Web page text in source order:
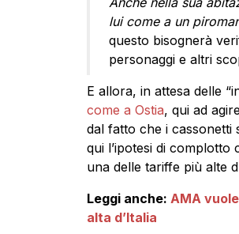
lui come a un
questo bisognerà
personaggi e altri
E allora, in attesa delle
come a Ostia, qui ad
dal fatto che i cassonetti
qui l’ipotesi di complotto
una delle tariffe più alte
Leggi anche: AMA
alta d’Italia